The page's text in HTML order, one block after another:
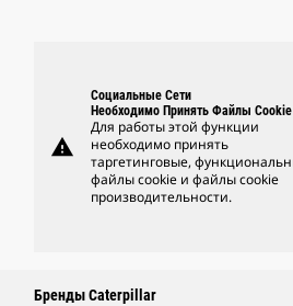
warning
Социальные Сети
Необходимо Принять Файлы Cookie
Для работы этой функции
необходимо принять
таргетинговые,
файлы cookie и файлы cookie
производительности.
Бренды Caterpillar